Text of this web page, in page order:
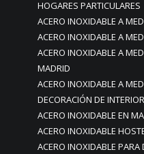
HOGARES PARTICULARES
ACERO INOXIDABLE A
ACERO INOXIDABLE A
ACERO INOXIDABLE A
MADRID
ACERO INOXIDABLE A
DECORACIÓN DE
ACERO INOXIDABLE EN
ACERO INOXIDABLE
ACERO INOXIDABLE PARA